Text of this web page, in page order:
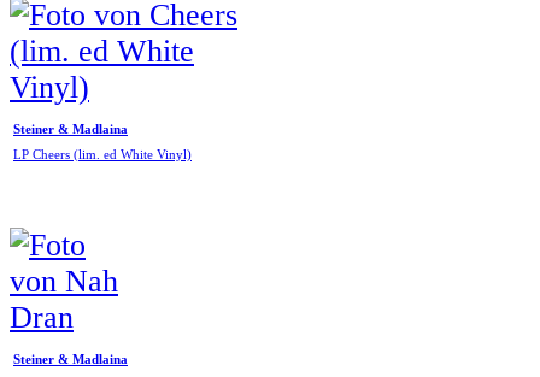
Steiner & Madlaina
LP Cheers (lim. ed White Vinyl)
Steiner & Madlaina